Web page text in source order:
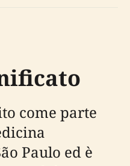
come parte
Paulo ed è